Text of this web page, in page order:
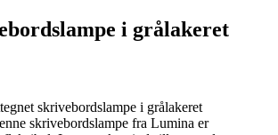
i grålakeret
skrivebordslampe i grålakeret
skrivebordslampe fra Lumina er